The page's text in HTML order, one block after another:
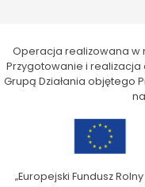
Operacja realizowana w
Przygotowanie i realizacja
Grupą Działania objętego
„Europejski Fundusz